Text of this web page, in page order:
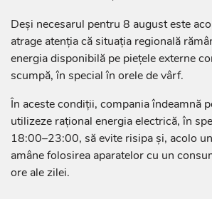
Deși necesarul pentru 8 august este
atrage atenția că situația regională
energia disponibilă pe piețele externe
scumpă, în special în orele de vârf.
În aceste condiții, compania îndeamnă
utilizeze rațional energia electrică, în
18:00–23:00, să evite risipa și, acolo
amâne folosirea aparatelor cu un
ore ale zilei.